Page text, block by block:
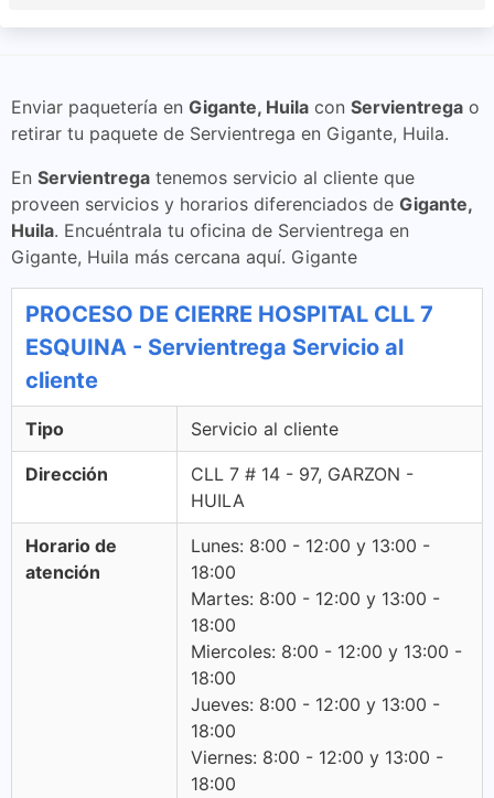
Enviar paquetería en Gigante, Huila con Servientrega o
retirar tu paquete de Servientrega en Gigante, Huila.
En Servientrega tenemos servicio al cliente que
proveen servicios y horarios diferenciados de Gigante,
Huila. Encuéntrala tu oficina de Servientrega en
Gigante, Huila más cercana aquí. Gigante
PROCESO DE CIERRE HOSPITAL CLL 7
ESQUINA - Servientrega Servicio al
cliente
Tipo Servicio al cliente
Dirección
CLL 7 # 14 - 97, GARZON -
HUILA
Horario de
atención
Lunes: 8:00 - 12:00 y 13:00 -
18:00
Martes: 8:00 - 12:00 y 13:00 -
18:00
Miercoles: 8:00 - 12:00 y 13:00 -
18:00
Jueves: 8:00 - 12:00 y 13:00 -
18:00
Viernes: 8:00 - 12:00 y 13:00 -
18:00